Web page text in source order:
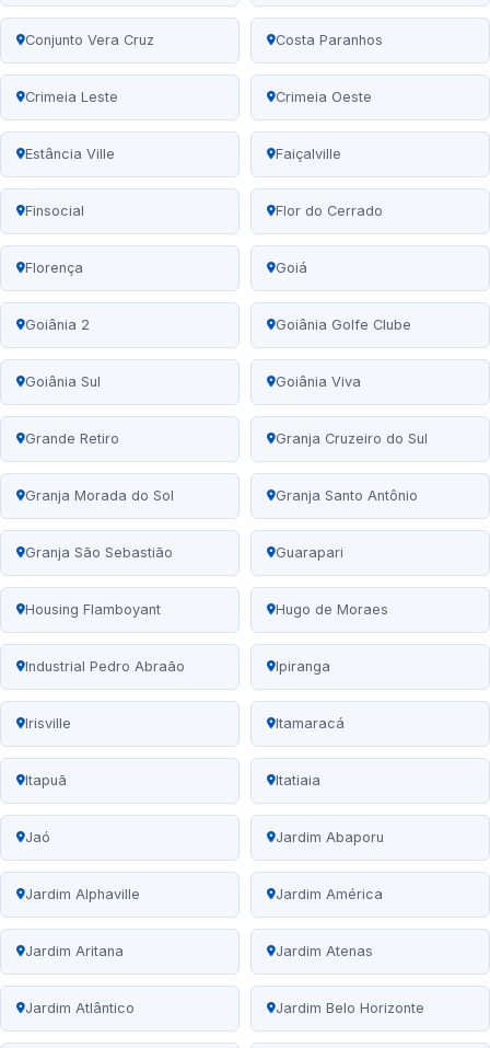
Conjunto Vera Cruz Costa Paranhos
Crimeia Leste Crimeia Oeste
Estância Ville Faiçalville
Finsocial Flor do Cerrado
Florença Goiá
Goiânia 2 Goiânia Golfe Clube
Goiânia Sul Goiânia Viva
Grande Retiro Granja Cruzeiro do Sul
Granja Morada do Sol Granja Santo Antônio
Granja São Sebastião Guarapari
Housing Flamboyant Hugo de Moraes
Industrial Pedro Abraão Ipiranga
Irisville Itamaracá
Itapuã Itatiaia
Jaó Jardim Abaporu
Jardim Alphaville Jardim América
Jardim Aritana Jardim Atenas
Jardim Atlântico Jardim Belo Horizonte